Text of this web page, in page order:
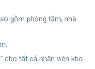
gồm phòng tắm, nhà
cho tất cả nhân viên kho.